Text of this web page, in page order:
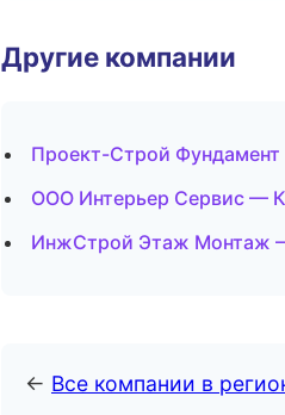
Другие компании
Проект-Строй
ООО Интерьер Сервис —
ИнжСтрой Этаж Монтаж
← Все компании в